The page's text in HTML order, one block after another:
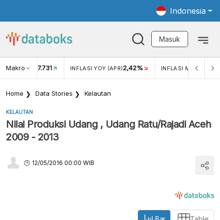
Indonesia
Masuk
Makro
USD/IDR 17.731 INFLASI YOY (APR)2,42% INFLASI MOM (APR)
Home Data Stories Kelautan
KELAUTAN
Nilai Produksi Udang , Udang Ratu/Rajadi Aceh
2009 - 2013
12/05/2016 00:00 WIB